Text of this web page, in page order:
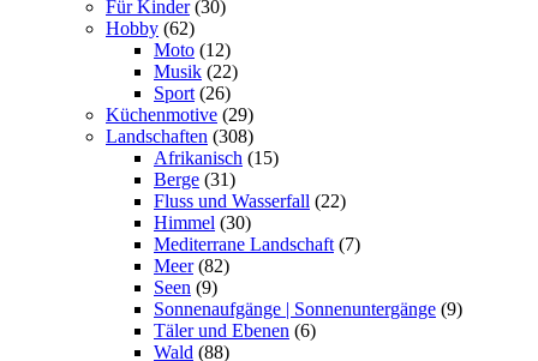
Für Kinder (30)
Hobby (62)
Moto (12)
Musik (22)
Sport (26)
Küchenmotive (29)
Landschaften (308)
Afrikanisch (15)
Berge (31)
Fluss und Wasserfall (22)
Himmel (30)
Mediterrane Landschaft (7)
Meer (82)
Seen (9)
Sonnenaufgänge | Sonnenuntergänge (9)
Täler und Ebenen (6)
Wald (88)